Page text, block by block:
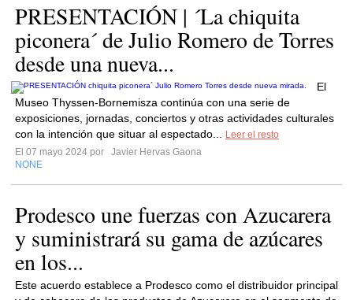
PRESENTACIÓN | ´La chiquita
piconera´ de Julio Romero de Torres
desde una nueva...
El
Museo Thyssen-Bornemisza continúa con una serie de
exposiciones, jornadas, conciertos y otras actividades culturales
con la intención que situar al espectado...
Leer el resto
El 07 mayo 2024 por
Javier Hervas Gaona
NONE
Prodesco une fuerzas con Azucarera
y suministrará su gama de azúcares
en los...
Este acuerdo establece a Prodesco como el distribuidor principal